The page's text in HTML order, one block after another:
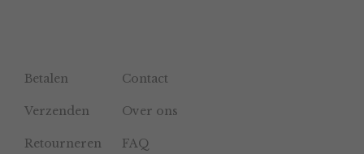
Betalen Contact
Verzenden Over ons
Retourneren FAQ